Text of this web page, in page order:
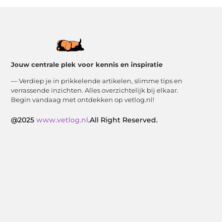
Jouw centrale plek voor kennis en inspiratie
— Verdiep je in prikkelende artikelen, slimme tips en
verrassende inzichten. Alles overzichtelijk bij elkaar.
Begin vandaag met ontdekken op vetlog.nl!
@2025 www.vetlog.nl.All Right Reserved.